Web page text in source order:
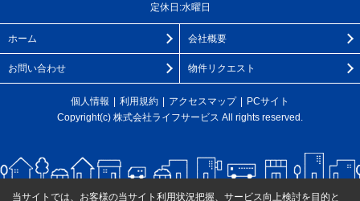
定休日:水曜日
ホーム 会社概要
お問い合わせ 物件リクエスト
個人情報 利用規約 アクセスマップ
PCサイト
Copyright(c) 株式会社ライフサービス All rights reserved.
当サイトでは、お客様の当サイト利用状況把握、サービス向上検討を目的と